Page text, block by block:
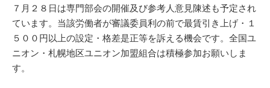
７月２８日は専門部会の開催及び参考人意見陳述も予定され
ています。当該労働者が審議委員利の前で最賃引き上げ・１
５００円以上の設定・格差是正等を訴える機会です。全国ユ
ニオン・札幌地区ユニオン加盟組合は積極参加お願いしま
す。